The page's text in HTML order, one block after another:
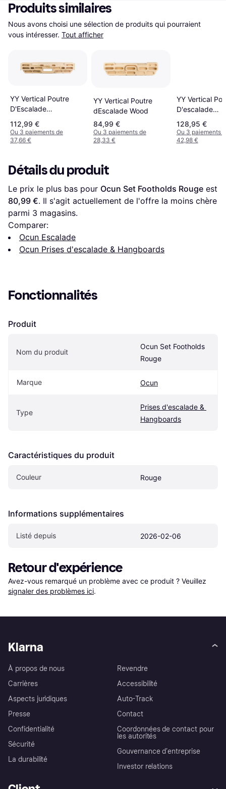
Produits similaires
Nous avons choisi une sélection de produits qui pourraient
vous intéresser. Tout afficher
YY Vertical Poutre
D'Escalade
Grimpeurs
112,99 €
Ou 3 paiements de
37,66 €
YY Vertical Poutre
dEscalade Wood
84,99 €
Ou 3 paiements de
28,33 €
YY Vertical
D'escalade
Verticalboard
128,95 €
Ou 3 paiements
42,98 €
Détails du produit
Le prix le plus bas pour Ocun Set Footholds Rouge
80,99 €. Il s'agit actuellement de l'offre la moins chère
parmi 3 magasins.
Comparer:
Ocun Escalade
Ocun Prises d'escalade & Hangboards
Fonctionnalités
Produit
Nom du produit
Ocun Set Footholds
Rouge
Marque Ocun
Type
Prises d'escalade &
Hangboards
Caractéristiques du produit
Couleur Rouge
Informations supplémentaires
Listé depuis 2026-02-06
Retour d'expérience
Avez-vous remarqué un problème avec ce produit ? Veuillez
signaler des problèmes ici.
Klarna
À propos de nous
Carrières
Aspects juridiques
Presse
Confidentialité
Sécurité
La durabilité
Revendre
Accessibilité
Auto-Track
Contact
Coordonnées de contact pour
les autorités
Gouvernance d’entreprise
Investor relations